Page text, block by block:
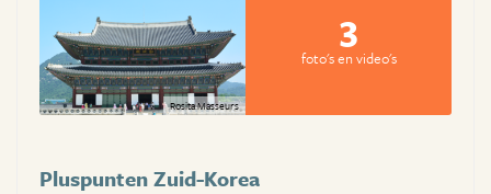
Rosita Masseurs
3
foto's en video's
Pluspunten Zuid-Korea